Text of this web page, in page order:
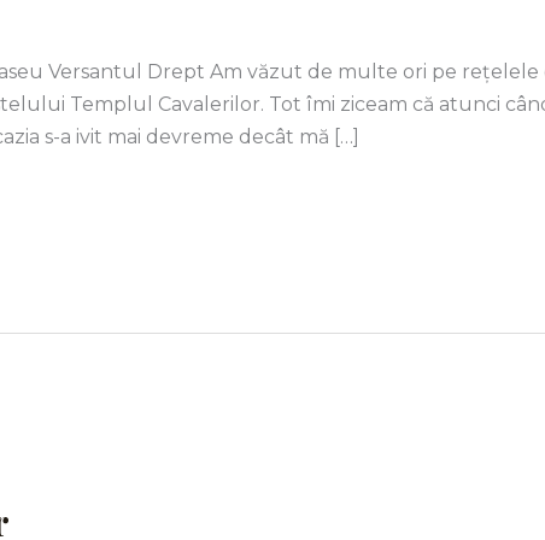
Versantul Drept Am văzut de multe ori pe rețelele
Templul Cavalerilor. Tot îmi ziceam că atunci
s-a ivit mai devreme decât mă […]